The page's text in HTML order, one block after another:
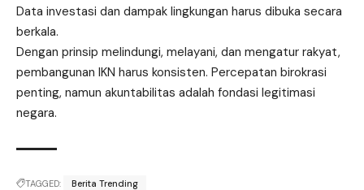
Data investasi dan dampak lingkungan harus dibuka secara
berkala.
Dengan prinsip melindungi, melayani, dan mengatur rakyat,
pembangunan IKN harus konsisten. Percepatan birokrasi
penting, namun akuntabilitas adalah fondasi legitimasi
negara.
TAGGED: Berita Trending